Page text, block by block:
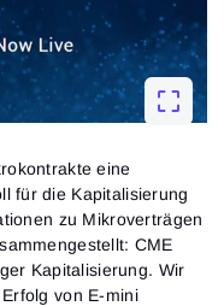
eine
für die Kapitalisierung
zu Mikroverträgen
CME
Kapitalisierung. Wir
von E-mini